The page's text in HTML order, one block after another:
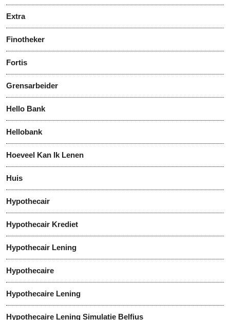
Extra
Finotheker
Fortis
Grensarbeider
Hello Bank
Hellobank
Hoeveel Kan Ik Lenen
Huis
Hypothecair
Hypothecair Krediet
Hypothecair Lening
Hypothecaire
Hypothecaire Lening
Hypothecaire Lening Simulatie Belfius